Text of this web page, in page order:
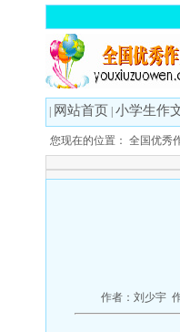
网站首页 小学生作
您现在的位置： 全国优秀
作者：刘少宇